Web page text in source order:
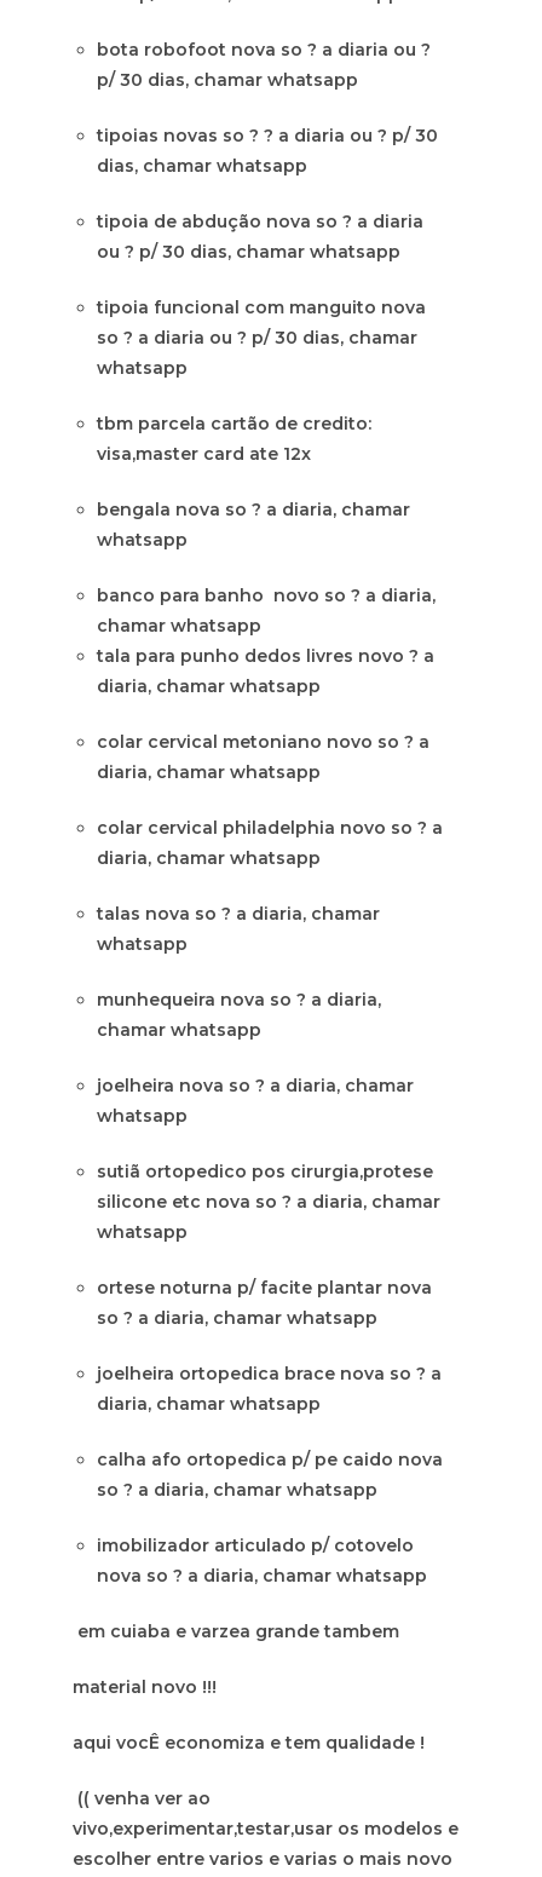
bota robofoot nova so ? a diaria ou ?
p/ 30 dias, chamar whatsapp
tipoias novas so ? ? a diaria ou ? p/ 30
dias, chamar whatsapp
tipoia de abdução nova so ? a diaria
ou ? p/ 30 dias, chamar whatsapp
tipoia funcional com manguito nova
so ? a diaria ou ? p/ 30 dias, chamar
whatsapp
tbm parcela cartão de credito:
visa,master card ate 12x
bengala nova so ? a diaria, chamar
whatsapp
banco para banho novo so ? a diaria,
chamar whatsapp
tala para punho dedos livres novo ? a
diaria, chamar whatsapp
colar cervical metoniano novo so ? a
diaria, chamar whatsapp
colar cervical philadelphia novo so ? a
diaria, chamar whatsapp
talas nova so ? a diaria, chamar
whatsapp
munhequeira nova so ? a diaria,
chamar whatsapp
joelheira nova so ? a diaria, chamar
whatsapp
sutiã ortopedico pos cirurgia,protese
silicone etc nova so ? a diaria, chamar
whatsapp
ortese noturna p/ facite plantar nova
so ? a diaria, chamar whatsapp
joelheira ortopedica brace nova so ? a
diaria, chamar whatsapp
calha afo ortopedica p/ pe caido nova
so ? a diaria, chamar whatsapp
imobilizador articulado p/ cotovelo
nova so ? a diaria, chamar whatsapp
em cuiaba e varzea grande tambem
material novo !!!
aqui vocÊ economiza e tem qualidade !
(( venha ver ao
vivo,experimentar,testar,usar os modelos e
escolher entre varios e varias o mais novo